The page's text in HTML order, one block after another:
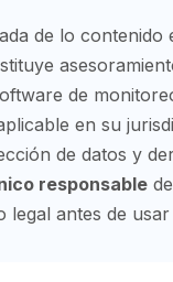
de lo contenido
de
en su
de datos y
responsable
legal antes de